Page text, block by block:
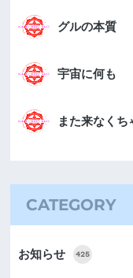
グルの本質
宇宙に何も
また来なくち
CATEGORY
お知らせ 425